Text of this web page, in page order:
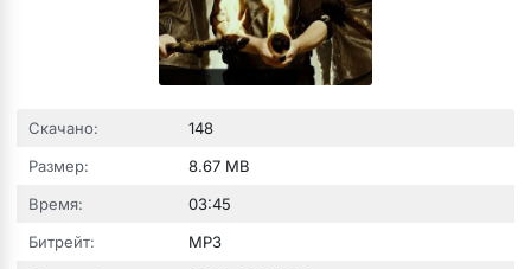
Скачано:
148
Размер:
8.67 MB
Время:
03:45
Битрейт:
MP3